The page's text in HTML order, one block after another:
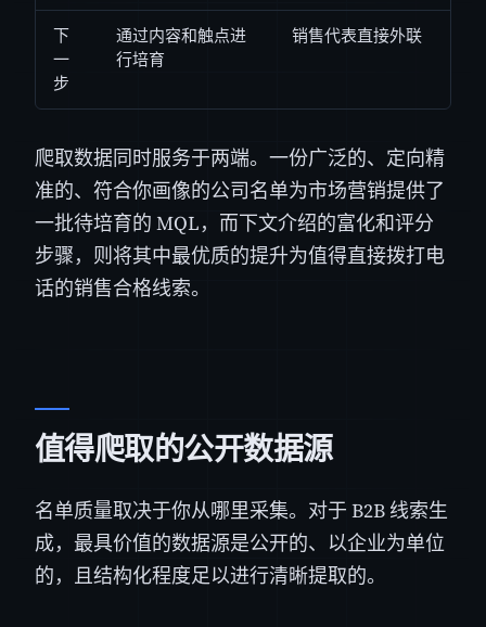
下
一
步
通过内容和触点进
行培育
销售代表直接外联
爬取数据同时服务于两端。一份广泛的、定向精
准的、符合你画像的公司名单为市场营销提供了
一批待培育的 MQL，而下文介绍的富化和评分
步骤，则将其中最优质的提升为值得直接拨打电
话的销售合格线索。
值得爬取的公开数据源
名单质量取决于你从哪里采集。对于 B2B 线索生
成，最具价值的数据源是公开的、以企业为单位
的，且结构化程度足以进行清晰提取的。